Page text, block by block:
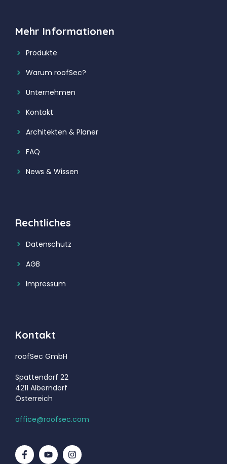
Mehr Informationen
Produkte
Warum roofSec?
Unternehmen
Kontakt
Architekten & Planer
FAQ
News & Wissen
Rechtliches
Datenschutz
AGB
Impressum
Kontakt
roofSec GmbH
Spattendorf 22
4211 Alberndorf
Österreich
office@roofsec.com